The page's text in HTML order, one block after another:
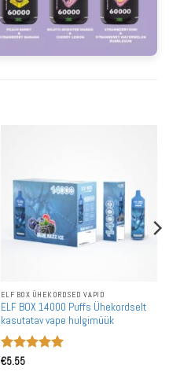
ELF BOX ÜHEKORDSED VAPID
ELF BOX 14000 Puffs Ühekordselt
kasutatav vape hulgimüük
Hinnanguga
€5.55